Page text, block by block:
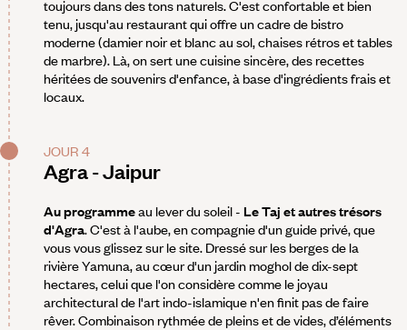
toujours dans des tons naturels. C'est confortable et bien
tenu, jusqu'au restaurant qui offre un cadre de bistro
moderne (damier noir et blanc au sol, chaises rétros et tables
de marbre). Là, on sert une cuisine sincère, des recettes
héritées de souvenirs d'enfance, à base d'ingrédients frais et
locaux.
JOUR 4
Agra - Jaipur
Au programmeau lever du soleil - Le Taj et autres trésors
d'Agra. C'est à l'aube, en compagnie d'un guide privé, que
vous vous glissez sur le site. Dressé sur les berges de la
rivière Yamuna, au cœur d'un jardin moghol de dix-sept
hectares, celui que l'on considère comme le joyau
architectural de l'art indo-islamique n'en finit pas de faire
rêver. Combinaison rythmée de pleins et de vides, d’éléments